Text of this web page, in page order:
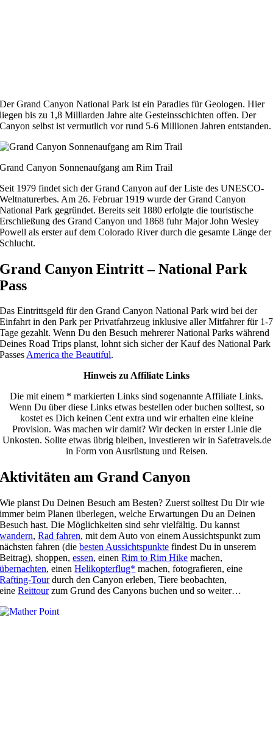
Der Grand Canyon National Park ist ein Paradies für Geologen. Hier
liegen bis zu 1,8 Milliarden Jahre alte Gesteinsschichten offen. Der
Canyon selbst ist vermutlich vor rund 5-6 Millionen Jahren entstanden.
Grand Canyon Sonnenaufgang am Rim Trail
Seit 1979 findet sich der Grand Canyon auf der Liste des UNESCO-
Weltnaturerbes. Am 26. Februar 1919 wurde der Grand Canyon
National Park gegründet. Bereits seit 1880 erfolgte die touristische
Erschließung des Grand Canyon und 1868 fuhr Major John Wesley
Powell als erster auf dem Colorado River durch die gesamte Länge der
Schlucht.
Grand Canyon Eintritt – National Park
Pass
Das Eintrittsgeld für den Grand Canyon National Park wird bei der
Einfahrt in den Park per Privatfahrzeug inklusive aller Mitfahrer für 1-7
Tage gezahlt. Wenn Du den Besuch mehrerer National Parks während
Deines Road Trips planst, lohnt sich sicher der Kauf des National Park
PassesAmerica the Beautiful.
Hinweis zu Affiliate Links
Die mit einem * markierten Links sind sogenannte Affiliate Links.
Wenn Du über diese Links etwas bestellen oder buchen solltest, so
kostet es Dich keinen Cent extra und wir erhalten eine kleine
Provision. Was machen wir damit? Wir decken in erster Linie die
Unkosten. Sollte etwas übrig bleiben, investieren wir in Safetravels.de
in Form von Ausrüstung und Reisen.
Aktivitäten am Grand Canyon
Wie planst Du Deinen Besuch am Besten? Zuerst solltest Du Dir wie
immer beim Planen überlegen, welche Erwartungen Du an Deinen
Besuch hast. Die Möglichkeiten sind sehr vielfältig. Du kannst
wandern,Rad fahren, mit dem Auto von einem Aussichtspunkt zum
nächsten fahren (diebesten Aussichtspunkte findest Du in unserem
Beitrag), shoppen,essen, einenRim to Rim Hike machen,
übernachten, einenHelikopterflug* machen, fotografieren, eine
Rafting-Tourdurch den Canyon erleben, Tiere beobachten,
eineReittourzum Grund des Canyons buchen und so weiter…